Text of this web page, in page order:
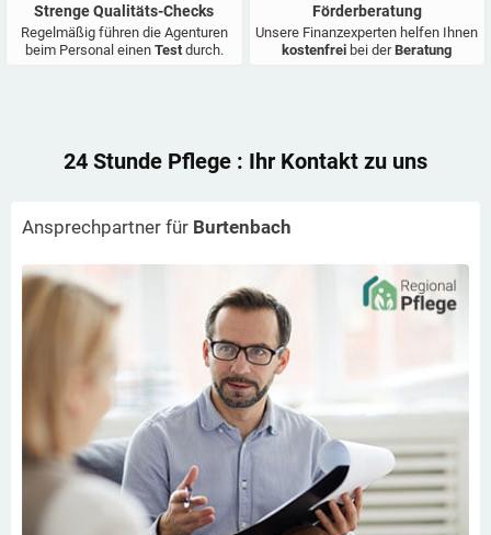
Strenge Qualitäts-Checks
Regelmäßig führen die Agenturen
beim Personal einen Test durch.
Förderberatung
Unsere Finanzexperten helfen Ihnen
kostenfrei bei derBeratung
24 Stunde Pflege : Ihr Kontakt zu uns
Ansprechpartner für Burtenbach